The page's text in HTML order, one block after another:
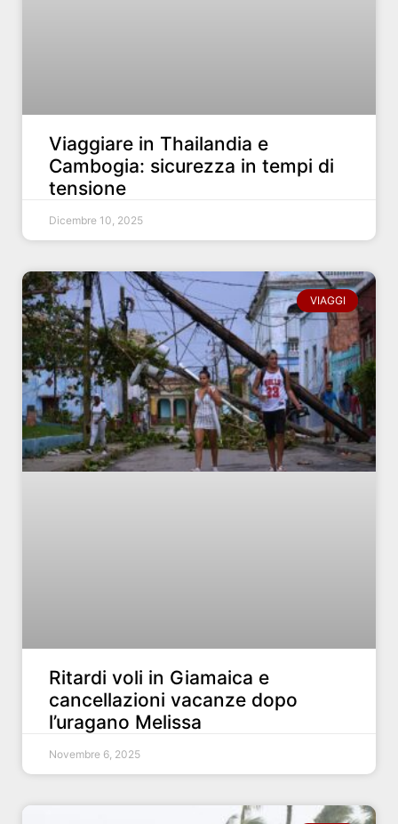
Viaggiare in Thailandia e
Cambogia: sicurezza in tempi di
tensione
Dicembre 10, 2025
VIAGGI
Ritardi voli in Giamaica e
cancellazioni vacanze dopo
l’uragano Melissa
Novembre 6, 2025